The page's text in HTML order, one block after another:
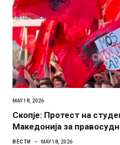
MAY 18, 2026
Скопје: Протест на
Македонија за
ВЕСТИ MAY 18, 2026